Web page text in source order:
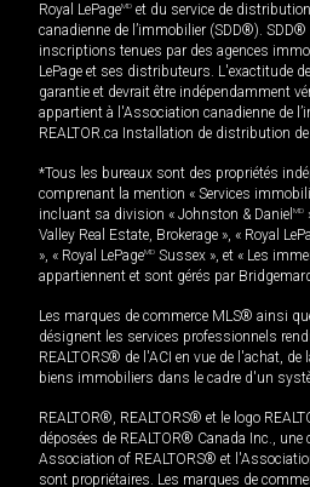
Royal LePageMD et du service de
canadienne de l’immobilier (SDD®). SDD®
inscriptions tenues par des agences
LePage et ses distributeurs. L'exactitude
garantie et devrait être indépendamment
appartient à l'Association canadienne de
REALTOR.ca Installation de distribution
*Tous les bureaux sont des propriétés
comprenant la mention « Services
incluant sa division « Johnston & Daniel MD
Valley Real Estate, Brokerage », « Royal
», « Royal LePageMD Sussex », et « Les
appartiennent et sont gérés par
Les marques de commerce MLS® ainsi
désignent les services professionnels
REALTORS® de l'ACI en vue de l'achat, de
biens immobiliers dans le cadre d'un
REALTOR®, REALTORS® et le logo
déposées de REALTOR® Canada Inc.,
Association of REALTORS® et
sont propriétaires. Les marques de